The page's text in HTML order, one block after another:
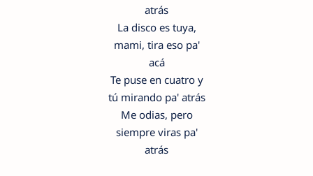
atrás
La disco es tuya,
mami, tira eso pa'
acá
Te puse en cuatro y
tú mirando pa' atrás
Me odias, pero
siempre viras pa'
atrás